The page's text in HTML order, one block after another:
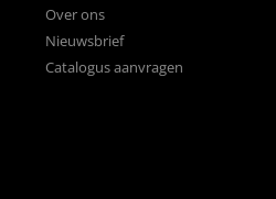
Over ons
Nieuwsbrief
Catalogus aanvragen